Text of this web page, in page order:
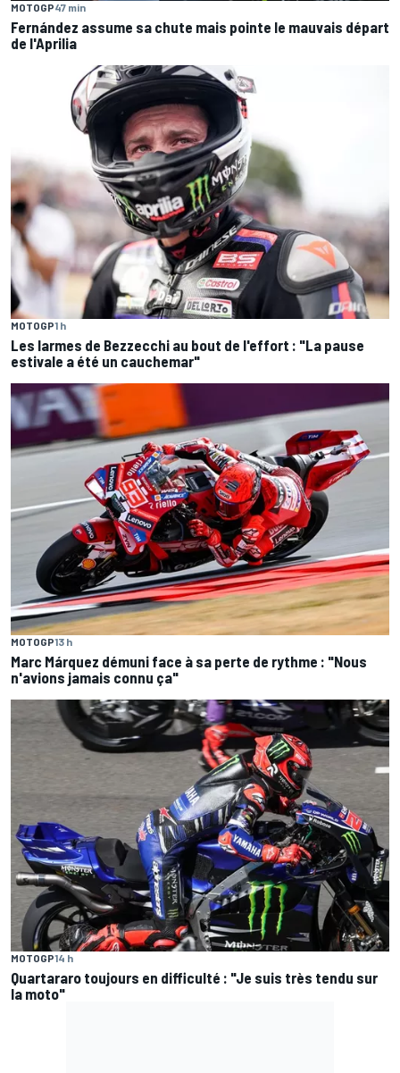
MOTOGP47 min
Fernández assume sa chute mais pointe le mauvais départ
de l'Aprilia
MOTOGP1 h
Les larmes de Bezzecchi au bout de l'effort : "La pause
estivale a été un cauchemar"
MOTOGP13 h
Marc Márquez démuni face à sa perte de rythme : "Nous
n'avions jamais connu ça"
MOTOGP14 h
Quartararo toujours en difficulté : "Je suis très tendu sur
la moto"